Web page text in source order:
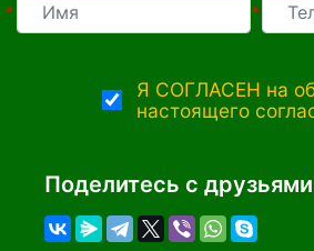
* *
Я СОГЛАСЕН на
настоящего
Поделитесь с